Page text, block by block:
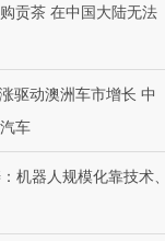
贡茶 在中国大陆无法
驱动澳洲车市增长 中
车
机器人规模化靠技术、